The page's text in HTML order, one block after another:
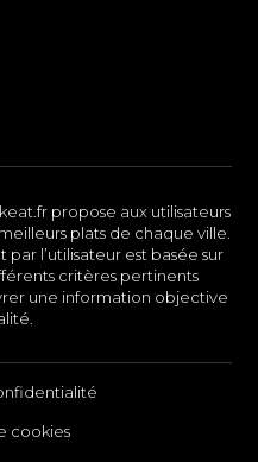
propose aux utilisateurs
plats de chaque ville.
l’utilisateur est basée sur
critères pertinents
une information objective
cookies